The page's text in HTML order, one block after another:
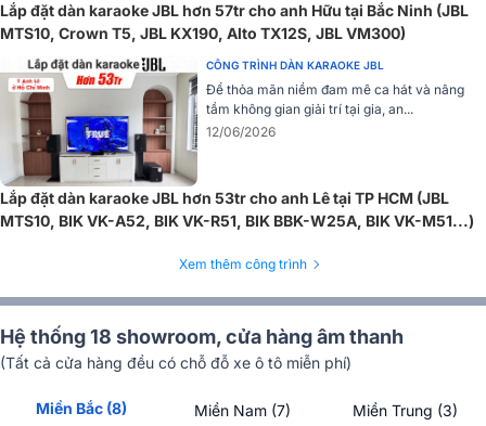
Tham khảo thêm:Loa JBL Pasion 12 chính hãng, Giá Cực
Lắp đặt dàn karaoke JBL hơn 57tr cho anh Hữu tại Bắc Ninh (JBL
MTS10, Crown T5, JBL KX190, Alto TX12S, JBL VM300)
CÔNG TRÌNH DÀN KARAOKE JBL
Để thỏa mãn niềm đam mê ca hát và nâng
tầm không gian giải trí tại gia, an...
12/06/2026
Lắp đặt dàn karaoke JBL hơn 53tr cho anh Lê tại TP HCM (JBL
MTS10, BIK VK-A52, BIK VK-R51, BIK BBK-W25A, BIK VK-M51...)
Xem thêm công trình
Hệ thống 18 showroom, cửa hàng âm thanh
(Tất cả cửa hàng đều có chỗ đỗ xe ô tô miễn phí)
Miền Bắc (8) Miền Nam (7) Miền Trung (3)